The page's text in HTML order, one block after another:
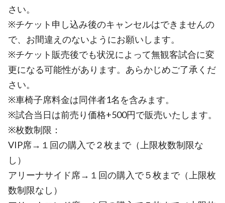
さい。
※チケット申し込み後のキャンセルはできませんの
で、お間違えのないようにお願いします。
※チケット販売後でも状況によって無観客試合に変
更になる可能性があります。あらかじめご了承くだ
さい。
※車椅子席料金は同伴者1名を含みます。
※試合当日は前売り価格+500円で販売いたします。
※枚数制限：
VIP席→１回の購入で２枚まで（上限枚数制限な
し）
アリーナサイド席→１回の購入で５枚まで（上限枚
数制限なし）